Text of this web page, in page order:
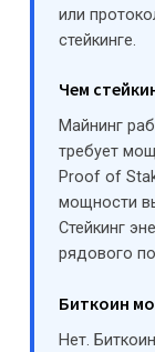
или
стейкинге.
Чем
Майнинг
требует
Proof of
мощности
Стейкинг
рядового
Биткоин
Нет.